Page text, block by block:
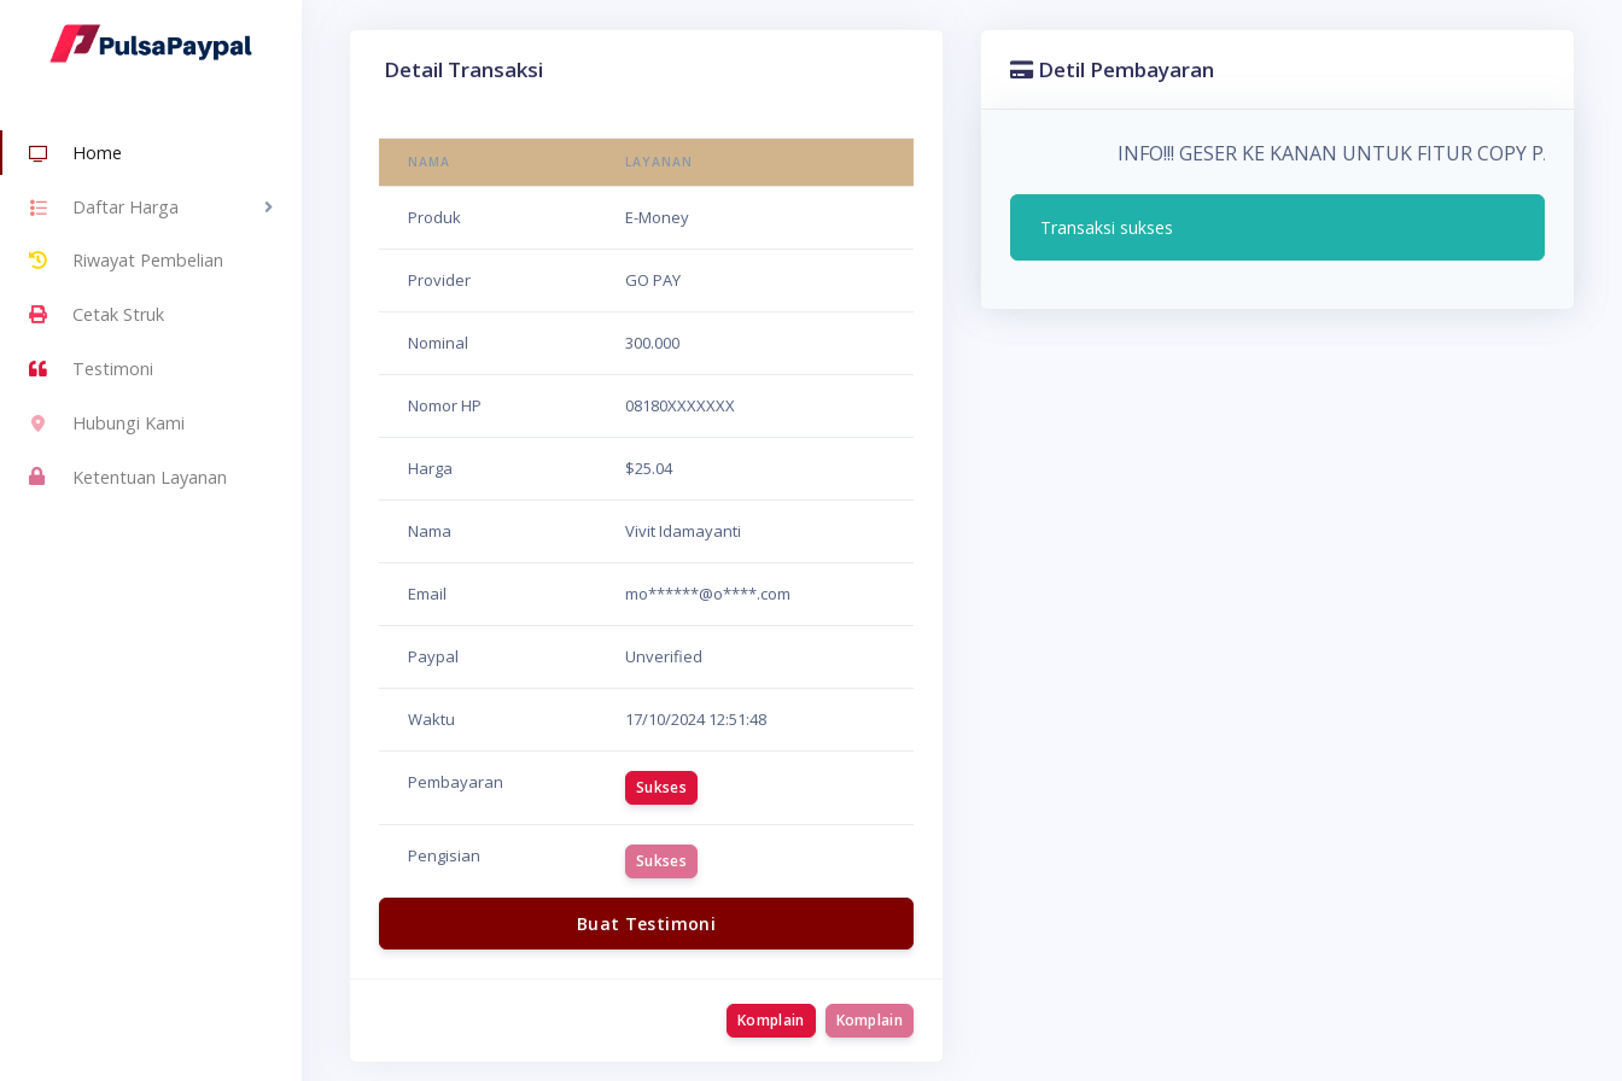
Home
Daftar Harga
Riwayat Pembelian
Cetak Struk
Testimoni
Hubungi Kami
Ketentuan Layanan
Detail Transaksi
NAMA LAYANAN
Produk E-Money
Provider GO PAY
Nominal 300.000
Nomor HP 08180XXXXXXX
Harga $25.04
Nama Vivit Idamayanti
Email mo******@o****.com
Paypal Unverified
Waktu 17/10/2024 12:51:48
Pembayaran Sukses
Pengisian Sukses
Buat Testimoni
Komplain Komplain
Detil Pembayaran
INFO!!! GESER KE KANAN UNTUK FITUR COPY PADA
Transaksi sukses